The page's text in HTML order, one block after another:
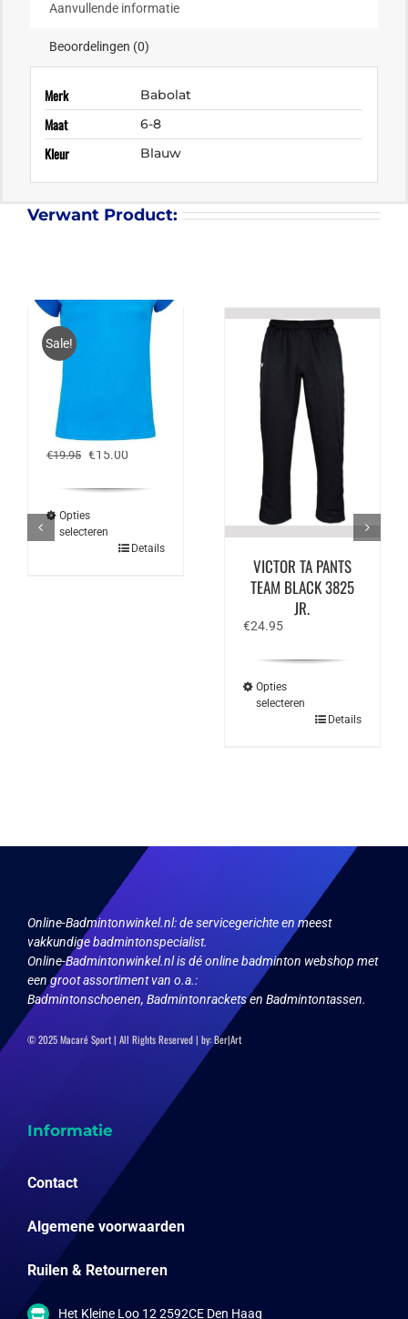
Aanvullende informatie
Beoordelingen (0)
Merk Babolat
Maat 6-8
Kleur Blauw
Verwant Product:
Sale!
BABOLAT PLAY CAP
SLEEVE TOP GIRL
€19.95 Oorspronkelijke
€15.00Huidige
Opties
selecteren
Dit
Details
VICTOR TA PANTS
TEAM BLACK 3825
JR.
€24.95
Opties
selecteren
Dit
worden
productpagina
Details
Online-Badmintonwinkel.nl:de servicegerichte en meest
vakkundige badmintonspecialist.
Online-Badmintonwinkel.nl is dé online badminton webshop met
een groot assortiment van o.a.:
Badmintonschoenen, Badmintonrackets en Badmintontassen.
© 2025 Macaré Sport | All Rights Reserved | by:Ber|Art
Informatie
Contact
Algemene voorwaarden
Ruilen & Retourneren
Het Kleine Loo 12 2592CE Den Haag